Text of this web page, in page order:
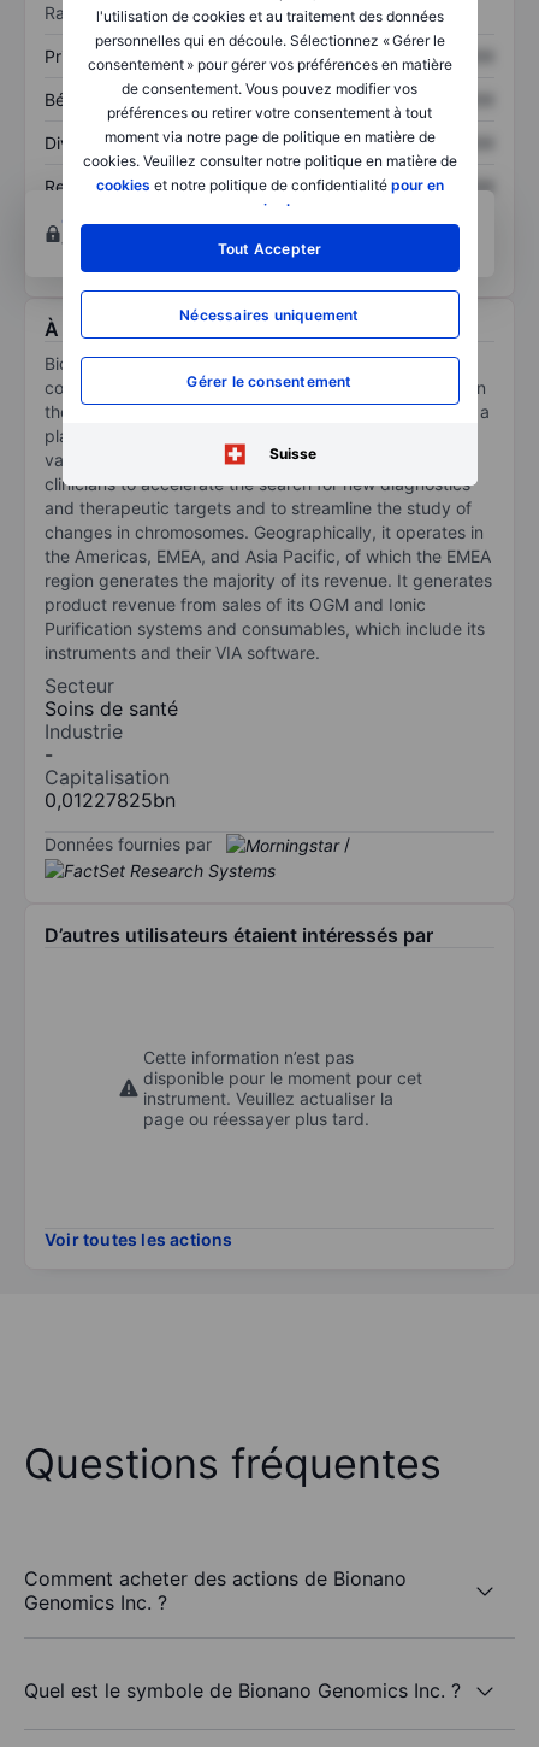
l'utilisation de cookies et au traitement des données
personnelles qui en découle. Sélectionnez « Gérer le
consentement » pour gérer vos préférences en matière
de consentement. Vous pouvez modifier vos
préférences ou retirer votre consentement à tout
moment via notre page de politique en matière de
cookies. Veuillez consulter notre politique en matière de
cookies et notre politique de confidentialité pour en
savoir plus
Tout Accepter
Nécessaires uniquement
Gérer le consentement
Suisse
Ratios
Prix / ventes XXXXXXX XXXXXXX
Bénéfice par action XXXXXXX
Dividende par action XXXXXXX XXXXXXX
Rendement des
XXXXXXX
XXXXXXX
Ouvrir un comptepour accéder à d’autres outils
techniques et d’analyse.
À propos Bionano Genomics Inc.
Bionano Genomics Inc is a life sciences instrumentation
company in the genome analysis space. It is engaged in
the development and marketing of the Saphyr system, a
platform for ultra-sensitive and ultra-specific structural
variation detection that enables researchers and
clinicians to accelerate the search for new diagnostics
and therapeutic targets and to streamline the study of
changes in chromosomes. Geographically, it operates in
the Americas, EMEA, and Asia Pacific, of which the EMEA
region generates the majority of its revenue. It generates
product revenue from sales of its OGM and Ionic
Purification systems and consumables, which include its
instruments and their VIA software.
Secteur
Soins de santé
Industrie
-
Capitalisation
0,01227825bn
Données fournies par /
D’autres utilisateurs étaient intéressés par
Cette information n’est pas
disponible pour le moment pour cet
instrument. Veuillez actualiser la
page ou réessayer plus tard.
Voir toutes les actions
Questions fréquentes
Comment acheter des actions de Bionano
Genomics Inc. ?
Quel est le symbole de Bionano Genomics Inc. ?